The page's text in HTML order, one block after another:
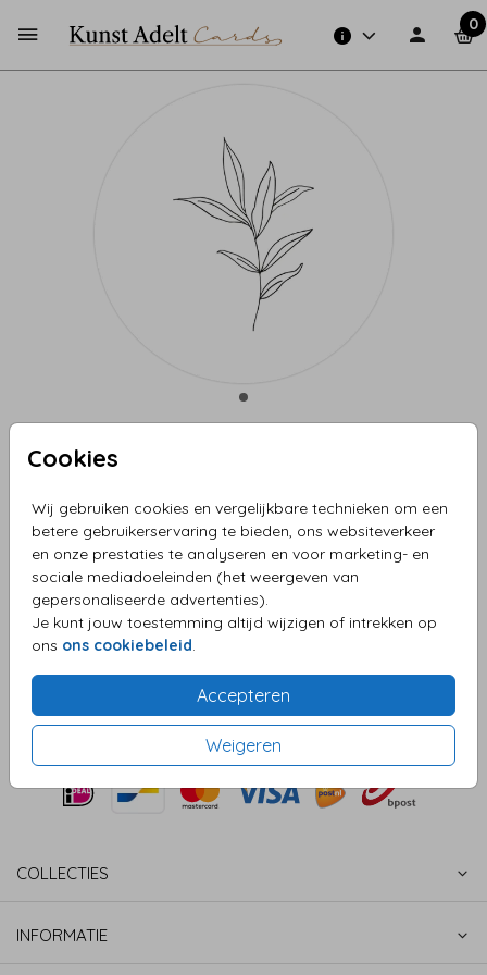
0
Cookies
Wij gebruiken cookies en vergelijkbare technieken om een
betere gebruikerservaring te bieden, ons websiteverkeer
en onze prestaties te analyseren en voor marketing- en
sociale mediadoeleinden (het weergeven van
gepersonaliseerde advertenties).
Je kunt jouw toestemming altijd wijzigen of intrekken op
ons ons cookiebeleid.
Accepteren
Weigeren
Sluitzegel takje
Helaas is dit product tijdelijk uitverkocht!
Heb je vragen? Neem dan contact met ons op.
OMSCHRIJVING
Sluitzegel takje
Prijs:€ 6,50 per 25 zegels
COLLECTIES
INFORMATIE